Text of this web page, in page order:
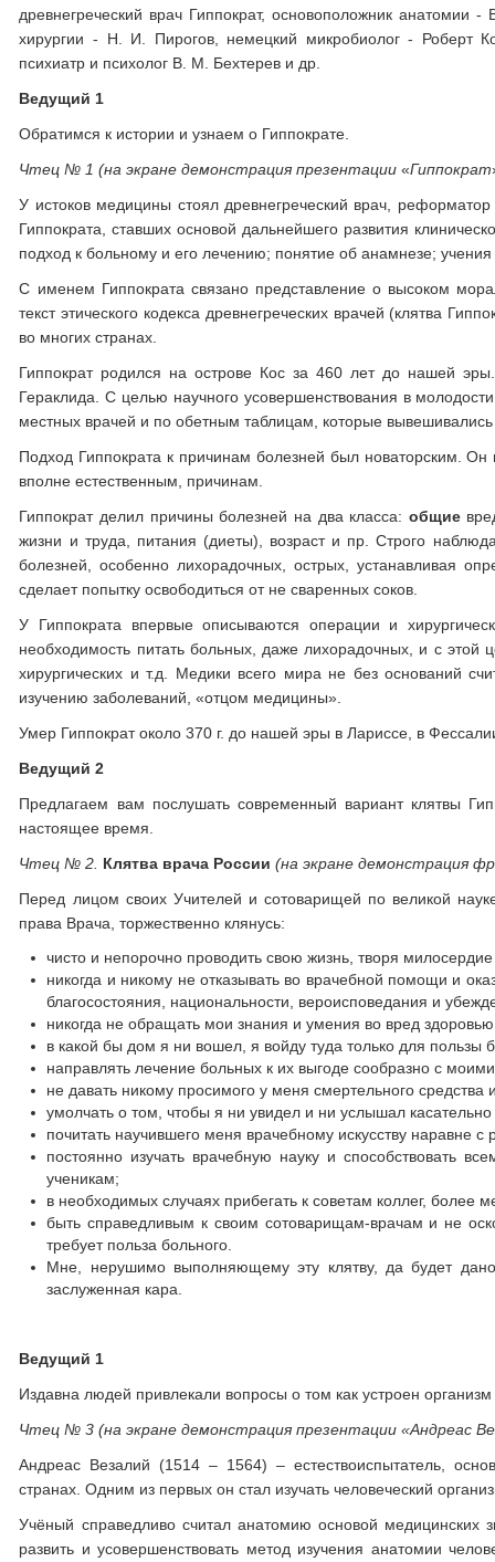
древнегреческий врач Гиппократ, основоположник анатомии
хирургии - Н. И. Пирогов, немецкий микробиолог - Роберт
психиатр и психолог В. М. Бехтерев и др.
Ведущий 1
Обратимся к истории и узнаем о Гиппократе.
Чтец № 1 (на экране демонстрация презентации«Гиппократ
У истоков медицины стоял древнегреческий врач,
Гиппократа, ставших основой дальнейшего развития
подход к больному и его лечению; понятие об анамнезе;
С именем Гиппократа связано представление о высоком
текст этического кодекса древнегреческих врачей (клятва
во многих странах.
Гиппократ родился на острове Кос за 460 лет до нашей
Гераклида. С целью научного усовершенствования в
местных врачей и по обетным таблицам, которые
Подход Гиппократа к причинам болезней был новаторским.
вполне естественным, причинам.
Гиппократ делил причины болезней на два класса: общие
жизни и труда, питания (диеты), возраст и пр. Строго
болезней, особенно лихорадочных, острых, устанавливая
сделает попытку освободиться от не сваренных соков.
У Гиппократа впервые описываются операции и
необходимость питать больных, даже лихорадочных, и с
хирургических и т.д. Медики всего мира не без оснований
изучению заболеваний, «отцом медицины».
Умер Гиппократ около 370 г. до нашей эры в Лариссе, в
Ведущий 2
Предлагаем вам послушать современный вариант клятвы
настоящее время.
Чтец № 2. Клятва врача России(на экране демонстрация
Перед лицом своих Учителей и сотоварищей по великой
права Врача, торжественно клянусь:
чисто и непорочно проводить свою жизнь, творя
никогда и никому не отказывать во врачебной помощи и
благосостояния, национальности, вероисповедания и
никогда не обращать мои знания и умения во вред
в какой бы дом я ни вошел, я войду туда только для пользы
направлять лечение больных к их выгоде сообразно с
не давать никому просимого у меня смертельного
умолчать о том, чтобы я ни увидел и ни услышал
почитать научившего меня врачебному искусству наравне
постоянно изучать врачебную науку и способствовать
ученикам;
в необходимых случаях прибегать к советам коллег,
быть справедливым к своим сотоварищам-врачам и не
требует польза больного.
Мне, нерушимо выполняющему эту клятву, да будет
заслуженная кара.
Ведущий 1
Издавна людей привлекали вопросы о том как устроен
Чтец № 3 (на экране демонстрация презентации«Андреас
Андреас Везалий (1514 – 1564) – естествоиспытатель,
странах. Одним из первых он стал изучать человеческий
Учёный справедливо считал анатомию основой медицинских
развить и усовершенствовать метод изучения анатомии